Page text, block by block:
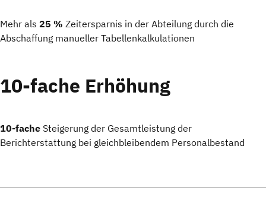
Mehr als 25 % Zeitersparnis in der Abteilung durch die
Abschaffung manueller Tabellenkalkulationen
10-fache Erhöhung
10-fache Steigerung der Gesamtleistung der
Berichterstattung bei gleichbleibendem Personalbestand